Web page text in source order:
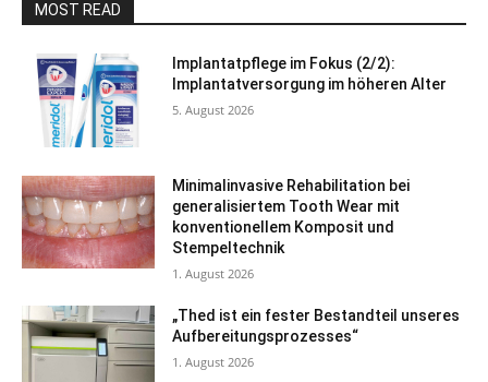
MOST READ
Implantatpflege im Fokus (2/2):
Implantatversorgung im höheren Alter
5. August 2026
Minimalinvasive Rehabilitation bei
generalisiertem Tooth Wear mit
konventionellem Komposit und
Stempeltechnik
1. August 2026
„Thed ist ein fester Bestandteil unseres
Aufbereitungsprozesses“
1. August 2026